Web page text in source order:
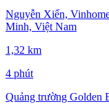
Nguyễn Xiển,
Minh, Việt Nam
1,32 km
4 phút
Quảng trường Golden